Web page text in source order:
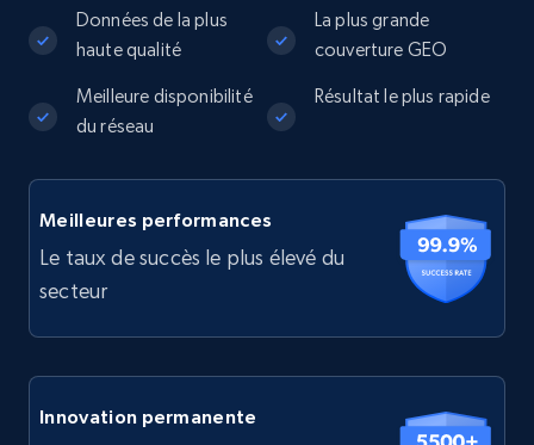
Données de la plus
haute qualité
La plus grande
couverture GEO
Meilleure disponibilité
du réseau
Résultat le plus rapide
Meilleures performances
Le taux de succès le plus élevé du
secteur
Innovation permanente